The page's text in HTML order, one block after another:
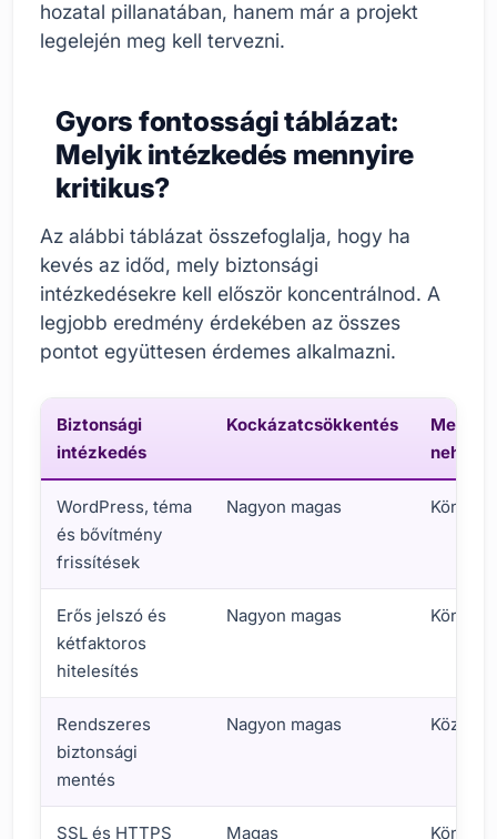
hozatal pillanatában, hanem már a projekt
legelején meg kell tervezni.
Gyors fontossági táblázat:
Melyik intézkedés mennyire
kritikus?
Az alábbi táblázat összefoglalja, hogy ha
kevés az időd, mely biztonsági
intézkedésekre kell először koncentrálnod. A
legjobb eredmény érdekében az összes
pontot együttesen érdemes alkalmazni.
Biztonsági
intézkedés
Kockázatcsökkentés
WordPress, téma
és bővítmény
frissítések
Nagyon magas Könnyű
Erős jelszó és
kétfaktoros
hitelesítés
Nagyon magas Könnyű
Rendszeres
biztonsági
mentés
Nagyon magas
SSL és HTTPS
Magas Könnyű